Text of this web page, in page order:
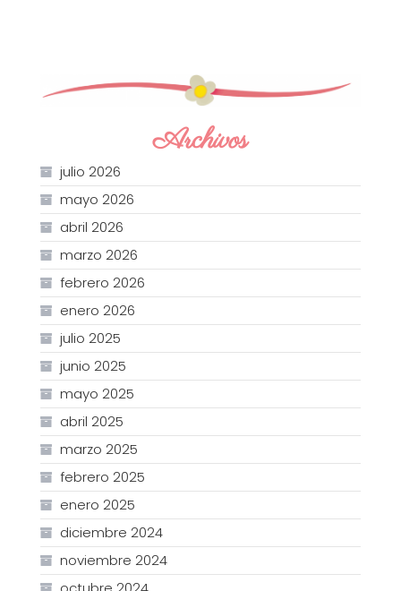
Archivos
julio 2026
mayo 2026
abril 2026
marzo 2026
febrero 2026
enero 2026
julio 2025
junio 2025
mayo 2025
abril 2025
marzo 2025
febrero 2025
enero 2025
diciembre 2024
noviembre 2024